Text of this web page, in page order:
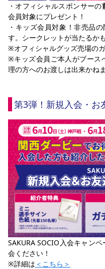
・オフィシャルスポンサーの
会員対象にプレゼント！
・キッズ会員対象！非売品
す。シークレットが当たるか
※オフィシャルグッズ売場の
※キッズ会員ご本人がブース
理の方へのお渡しは出来かね
第3弾！新規入会・お
SAKURA SOCIO入会キャン
会ください！
※詳細は ＜こちら＞